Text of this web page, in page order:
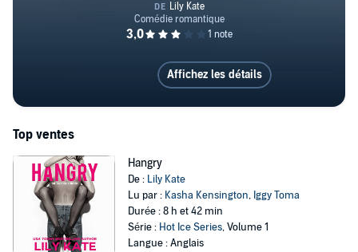
Delivery Girl
Affichez les détails
Top ventes
Hangry
De : Lily Kate
Lu par : Kasha Kensington, Iggy Toma
Durée : 8 h et 42 min
Série : Hot Ice Series, Volume 1
Langue : Anglais